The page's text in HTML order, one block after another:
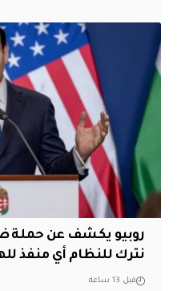
روبيو يكشف عن حملة
نترك للنظام أي منفذ
قبل 13 ساعة